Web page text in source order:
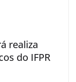
realiza
do IFPR